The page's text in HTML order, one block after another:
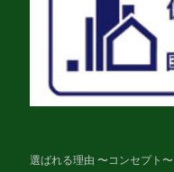
選ばれる理由 〜コンセプト〜